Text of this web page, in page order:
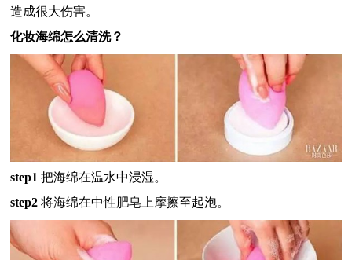
造成很大伤害。
化妆海绵怎么清洗？
step1 把海绵在温水中浸湿。
step2 将海绵在中性肥皂上摩擦至起泡。